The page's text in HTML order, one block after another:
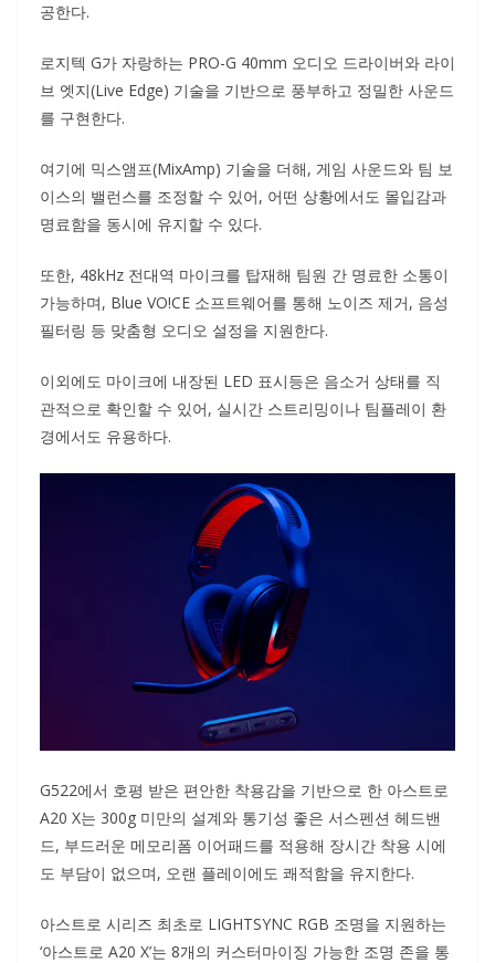
공한다.
로지텍 G가 자랑하는 PRO-G 40mm 오디오 드라이버와 라이
브 엣지(Live Edge) 기술을 기반으로 풍부하고 정밀한 사운드
를 구현한다.
여기에 믹스앰프(MixAmp) 기술을 더해, 게임 사운드와 팀 보
이스의 밸런스를 조정할 수 있어, 어떤 상황에서도 몰입감과
명료함을 동시에 유지할 수 있다.
또한, 48kHz 전대역 마이크를 탑재해 팀원 간 명료한 소통이
가능하며, Blue VO!CE 소프트웨어를 통해 노이즈 제거, 음성
필터링 등 맞춤형 오디오 설정을 지원한다.
이외에도 마이크에 내장된 LED 표시등은 음소거 상태를 직
관적으로 확인할 수 있어, 실시간 스트리밍이나 팀플레이 환
경에서도 유용하다.
G522에서 호평 받은 편안한 착용감을 기반으로 한 아스트로
A20 X는 300g 미만의 설계와 통기성 좋은 서스펜션 헤드밴
드, 부드러운 메모리폼 이어패드를 적용해 장시간 착용 시에
도 부담이 없으며, 오랜 플레이에도 쾌적함을 유지한다.
아스트로 시리즈 최초로 LIGHTSYNC RGB 조명을 지원하는
‘아스트로 A20 X’는 8개의 커스터마이징 가능한 조명 존을 통